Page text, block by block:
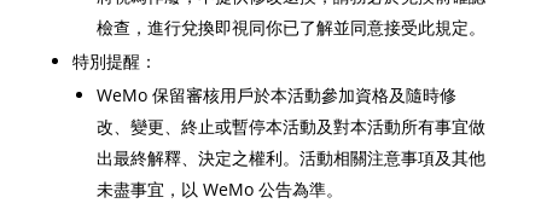
檢查，進行兌換即視同你已了解並同意接受此規定。
特別提醒：
WeMo 保留審核用戶於本活動參加資格及隨時修
改、變更、終止或暫停本活動及對本活動所有事宜做
出最終解釋、決定之權利。活動相關注意事項及其他
未盡事宜，以 WeMo 公告為準。